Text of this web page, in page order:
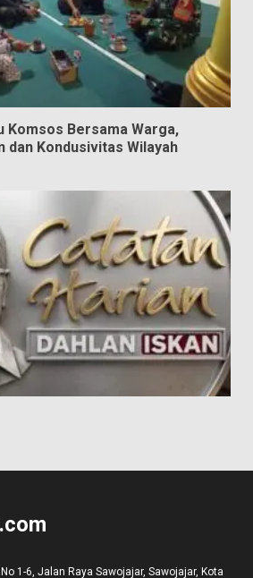
Komsos Bersama Warga,
dan Kondusivitas Wilayah
1-6, Jalan Raya Sawojajar, Sawojajar, Kota